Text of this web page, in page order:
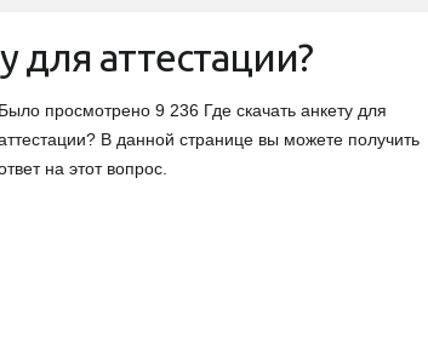
для аттестации?
Было просмотрено 9 236 Где скачать анкету для
В данной странице вы можете получить
на этот вопрос.